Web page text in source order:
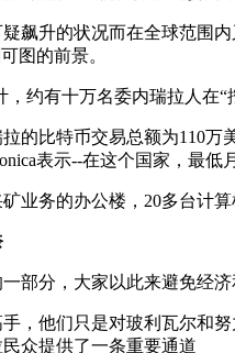
升的状况而在全球范围内
图的前景。
有十万名委内瑞拉人在“
比特币交易总额为110万
表示--在这个国家，最
务的办公楼，20多台计算
分，大家以此来避免经济
他们只是对玻利瓦尔和努
众提供了一条重要通道